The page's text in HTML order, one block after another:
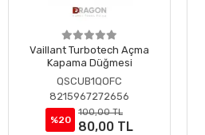
Vaillant Turbotech Açma
Kapama Düğmesi
QSCUB1QOFC
8215967272656
%20
100,00 TL
80,00 TL